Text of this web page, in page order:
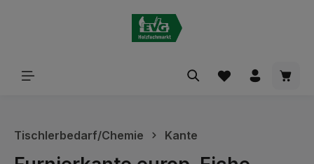
Tischlerbedarf/Chemie Kante